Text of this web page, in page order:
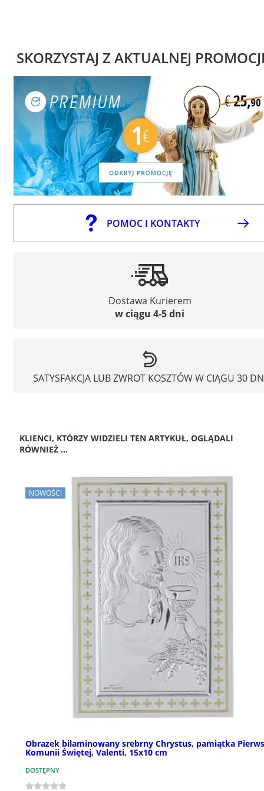
SKORZYSTAJ Z AKTUALNEJ
POMOC I KONTAKTY
Dostawa Kurierem
w ciągu 4-5 dni
SATYSFAKCJA LUB ZWROT KOSZTÓW W CIĄGU 30
KLIENCI, KTÓRZY WIDZIELI TEN ARTYKUŁ, OGLĄDALI
RÓWNIEŻ ...
NOWOŚCI
Obrazek bilaminowany srebrny Chrystus, pamiątka
Komunii Świętej, Valenti, 15x10 cm
DOSTĘPNY